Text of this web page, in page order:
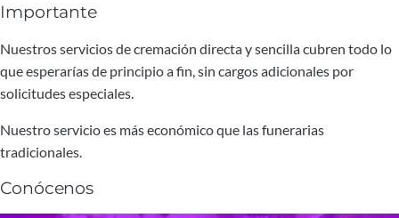
Importante
Nuestros servicios de cremación directa y sencilla cubren todo lo
que esperarías de principio a fin, sin cargos adicionales por
solicitudes especiales.
Nuestro servicio es más económico que las funerarias
tradicionales.
Conócenos